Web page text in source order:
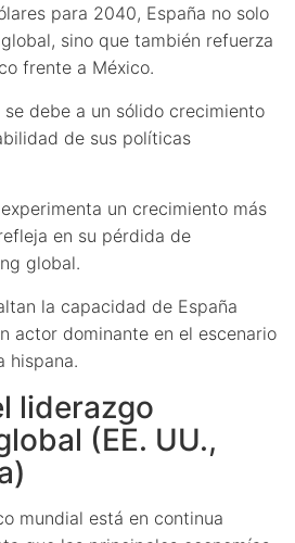
para 2040, España no solo
sino que también refuerza
frente a México.
se debe a un sólido crecimiento
de sus políticas
un crecimiento más
en su pérdida de
global.
la capacidad de España
actor dominante en el escenario
hispana.
liderazgo
(EE. UU.,
mundial está en continua